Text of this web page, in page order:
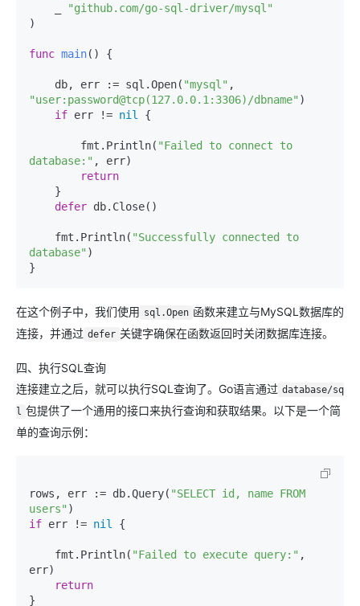
"github.com/go-sql-driver/mysql"
)
func main() {
    db, err := sql.Open(
"mysql"
"user:password@tcp(127.0.0.1:3306)/dbname" )
if err != nil {
        fmt.Println(
"Failed to connect to
database:" , err)
return
defer db.Close()
    fmt.Println(
"Successfully connected to
database" )
在这个例子中，我们使用 sql.Open 函数来建立与MySQL数据库的
连接，并通过 defer 关键字确保在函数返回时关闭数据库连接。
四、执行SQL查询
连接建立之后，就可以执行SQL查询了。Go语言通过 database/sq
l 包提供了一个通用的接口来执行查询和获取结果。以下是一个简
单的查询示例：
rows, err := db.Query( "SELECT id, name FROM
users"
if err != nil {
    fmt.Println(
"Failed to execute query:" ,
err)
return